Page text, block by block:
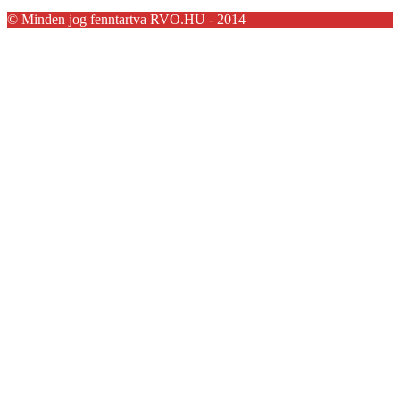
© Minden jog fenntartva RVO.HU - 2014